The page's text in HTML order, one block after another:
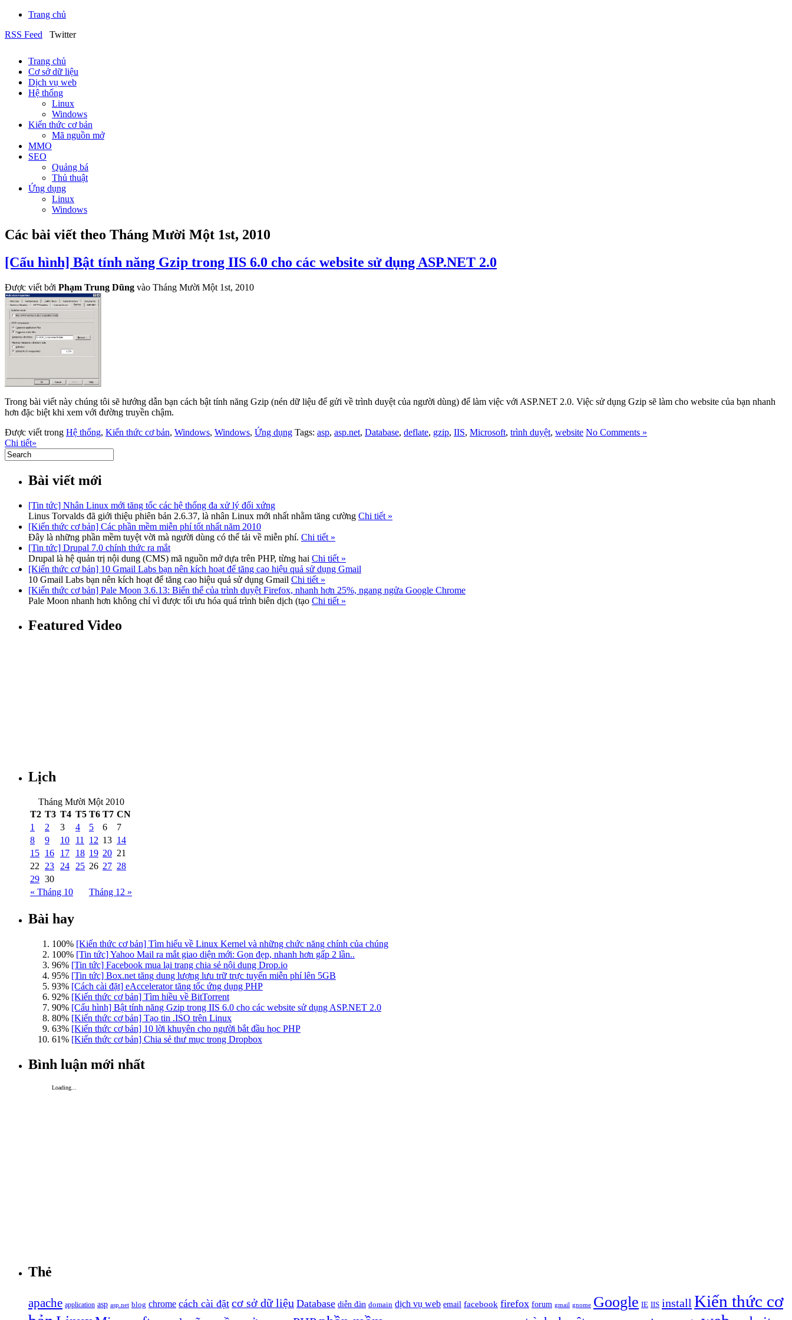
Trang chủ
RSS Feed Twitter
Trang chủ
Cơ sở dữ liệu
Dịch vụ web
Hệ thống
Linux
Windows
Kiến thức cơ bản
Mã nguồn mở
MMO
SEO
Quảng bá
Thủ thuật
Ứng dụng
Linux
Windows
Các bài viết theo Tháng Mười Một 1st, 2010
[Cấu hình] Bật tính năng Gzip trong IIS 6.0 cho các website sử dụng ASP.NET 2.0
Được viết bởi Phạm Trung Dũng vào Tháng Mười Một 1st, 2010
Trong bài viết này chúng tôi sẽ hướng dẫn bạn cách bật tính năng Gzip (nén dữ liệu để gửi về trình duyệt của người dùng) để làm việc với ASP.NET 2.0. Việc sử dụng Gzip sẽ làm cho website của bạn nhanh
hơn đặc biệt khi xem với đường truyền chậm.
Được viết trong Hệ thống, Kiến thức cơ bản, Windows, Windows, Ứng dụng Tags: asp, asp.net, Database, deflate, gzip, IIS, Microsoft, trình duyệt, website No Comments »
Chi tiết»
Bài viết mới
[Tin tức] Nhân Linux mới tăng tốc các hệ thống đa xử lý đối xứng
Linus Torvalds đã giới thiệu phiên bản 2.6.37, là nhân Linux mới nhất nhằm tăng cường Chi tiết »
[Kiến thức cơ bản] Các phần mềm miễn phí tốt nhất năm 2010
Đây là những phần mềm tuyệt vời mà người dùng có thể tải về miễn phí. Chi tiết »
[Tin tức] Drupal 7.0 chính thức ra mắt
Drupal là hệ quản trị nội dung (CMS) mã nguồn mở dựa trên PHP, từng hai Chi tiết »
[Kiến thức cơ bản] 10 Gmail Labs bạn nên kích hoạt để tăng cao hiệu quả sử dụng Gmail
10 Gmail Labs bạn nên kích hoạt để tăng cao hiệu quả sử dụng Gmail Chi tiết »
[Kiến thức cơ bản] Pale Moon 3.6.13: Biến thể của trình duyệt Firefox, nhanh hơn 25%, ngang ngửa Google Chrome
Pale Moon nhanh hơn không chỉ vì được tối ưu hóa quá trình biên dịch (tạo Chi tiết »
Featured Video
Lịch
Tháng Mười Một 2010
T2 T3 T4 T5 T6 T7 CN
« Tháng 10 Tháng 12 »
1 2 3 4 5 6
7
8
9 10 11 12 13 14
15 16 17 18 19 20 21
22
23 24 25 26 27 28
29 30
Bài hay
100% [Kiến thức cơ bản] Tìm hiểu về Linux Kernel và những chức năng chính của chúng
100% [Tin tức] Yahoo Mail ra mắt giao diện mới: Gọn đẹp, nhanh hơn gấp 2 lần..
96% [Tin tức] Facebook mua lại trang chia sẻ nội dung Drop.io
95% [Tin tức] Box.net tăng dung lượng lưu trữ trực tuyến miễn phí lên 5GB
93% [Cách cài đặt] eAccelerator tăng tốc ứng dụng PHP
92% [Kiến thức cơ bản] Tìm hiều về BitTorrent
90% [Cấu hình] Bật tính năng Gzip trong IIS 6.0 cho các website sử dụng ASP.NET 2.0
80% [Kiến thức cơ bản] Tạo tin .ISO trên Linux
63% [Kiến thức cơ bản] 10 lời khuyên cho người bắt đầu học PHP
61% [Kiến thức cơ bản] Chia sẻ thư mục trong Dropbox
Bình luận mới nhất
Loading...
Thẻ
apache application asp asp.net blog chrome cách cài đặt cơ sở dữ liệu Database diễn đàn domain dịch vụ web email facebook firefox forum gmail gnome Google IE IIS install Kiến thức cơ